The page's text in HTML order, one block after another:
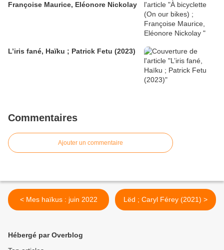
Françoise Maurice, Eléonore Nickolay
L’iris fané, Haïku ; Patrick Fetu (2023)
Commentaires
Ajouter un commentaire
< Mes haïkus : juin 2022 Lëd ; Caryl Férey (2021) >
Hébergé par Overblog